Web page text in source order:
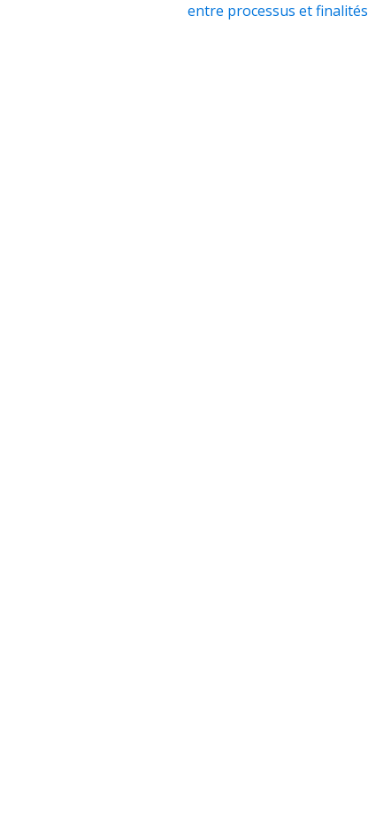
entre processus et finalités